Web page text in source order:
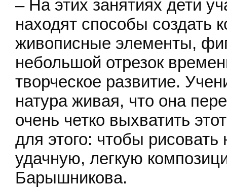
– На этих занятиях дети
находят способы создать
живописные элементы,
небольшой отрезок
творческое развитие.
натура живая, что она
очень четко выхватить
для этого: чтобы
удачную, легкую
Барышникова.